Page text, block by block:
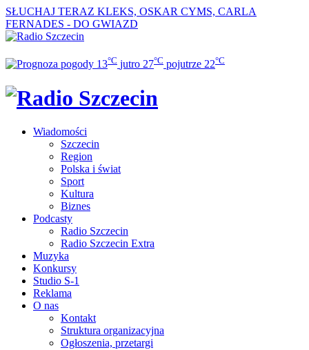
SŁUCHAJ TERAZ KLEKS, OSKAR CYMS, CARLA
FERNADES - DO GWIAZD
13°C jutro 27°C pojutrze 22°C
Wiadomości
Szczecin
Region
Polska i świat
Sport
Kultura
Biznes
Podcasty
Radio Szczecin
Radio Szczecin Extra
Muzyka
Konkursy
Studio S-1
Reklama
O nas
Kontakt
Struktura organizacyjna
Ogłoszenia, przetargi